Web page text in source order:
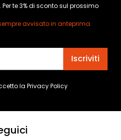
te 3% di sconto sul prossimo
avvisato in anteprima.
Iscriviti
la Privacy Policy